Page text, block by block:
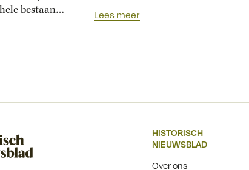
bestaan
sommige
exclusieve
hier een
TikTok een eigen leven gaan
Lees meer
HISTORISCH
NIEUWSBLAD
Over ons